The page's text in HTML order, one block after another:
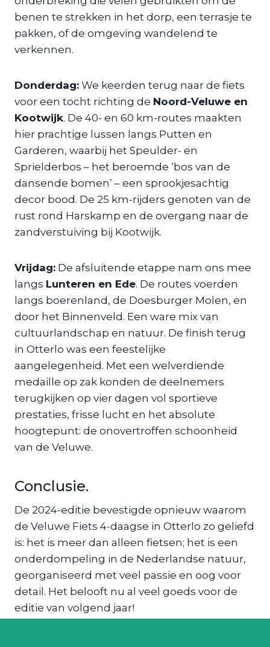
benen te strekken in het dorp, een terrasje te
pakken, of de omgeving wandelend te
verkennen.
Donderdag: We keerden terug naar de fiets
voor een tocht richting de Noord-Veluwe en
Kootwijk. De 40- en 60 km-routes maakten
hier prachtige lussen langs Putten en
Garderen, waarbij het Speulder- en
Sprielderbos – het beroemde ‘bos van de
dansende bomen’ – een sprookjesachtig
decor bood. De 25 km-rijders genoten van de
rust rond Harskamp en de overgang naar de
zandverstuiving bij Kootwijk.
Vrijdag: De afsluitende etappe nam ons mee
langs Lunteren en Ede. De routes voerden
langs boerenland, de Doesburger Molen, en
door het Binnenveld. Een ware mix van
cultuurlandschap en natuur. De finish terug
in Otterlo was een feestelijke
aangelegenheid. Met een welverdiende
medaille op zak konden de deelnemers
terugkijken op vier dagen vol sportieve
prestaties, frisse lucht en het absolute
hoogtepunt: de onovertroffen schoonheid
van de Veluwe.
Conclusie.
De 2024-editie bevestigde opnieuw waarom
de Veluwe Fiets 4-daagse in Otterlo zo geliefd
is: het is meer dan alleen fietsen; het is een
onderdompeling in de Nederlandse natuur,
georganiseerd met veel passie en oog voor
detail. Het belooft nu al veel goeds voor de
editie van volgend jaar!